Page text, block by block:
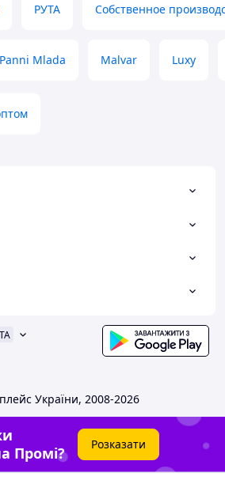
РУТА Собственное
Panni Mlada Malvar Luxy
України, 2008-2026
Промі?
Розказати